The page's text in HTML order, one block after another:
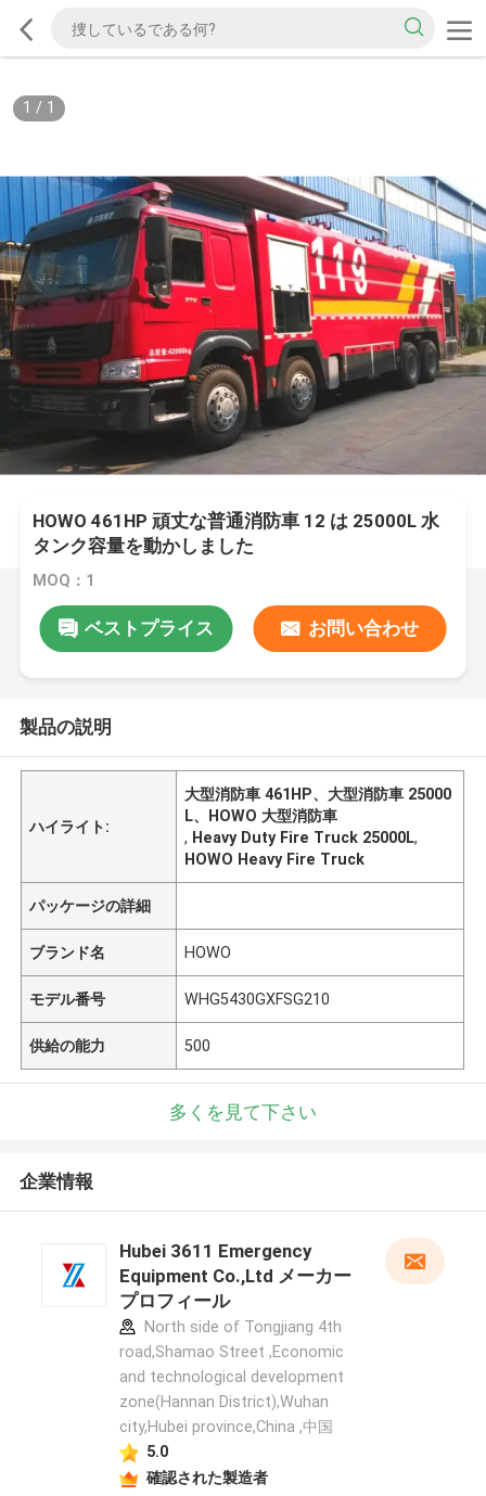
1 / 1
HOWO 461HP 頑丈な普通消防車 12 は 25000L 水
タンク容量を動かしました
MOQ：1
ベストプライス お問い合わせ
製品の説明
ハイライト:
大型消防車 461HP、大型消防車 25000
L、HOWO 大型消防車
, Heavy Duty Fire Truck 25000L,
HOWO Heavy Fire Truck
パッケージの詳細
ブランド名 HOWO
モデル番号 WHG5430GXFSG210
供給の能力 500
多くを見て下さい
企業情報
Hubei 3611 Emergency
Equipment Co.,Ltd メーカー
プロフィール
North side of Tongjiang 4th
road,Shamao Street ,Economic
and technological development
zone(Hannan District),Wuhan
city,Hubei province,China ,中国
5.0
確認された製造者